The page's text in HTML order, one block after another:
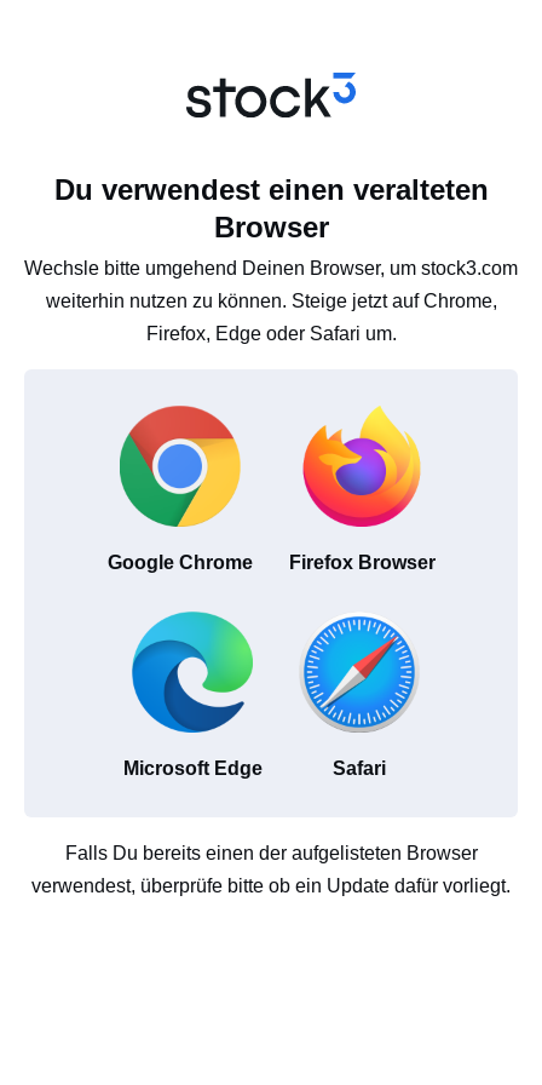
Du verwendest einen veralteten
Browser
Wechsle bitte umgehend Deinen Browser, um stock3.com
weiterhin nutzen zu können. Steige jetzt auf Chrome,
Firefox, Edge oder Safari um.
Google Chrome Firefox Browser
Microsoft Edge Safari
Falls Du bereits einen der aufgelisteten Browser
verwendest, überprüfe bitte ob ein Update dafür vorliegt.